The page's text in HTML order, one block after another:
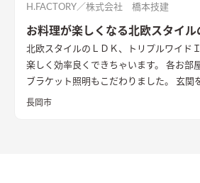
H.FACTORY／株式会社 橋本技建
お料理が楽しくなる北欧スタイル
北欧スタイルのＬＤＫ、トリプルワイド
楽しく効率良くできちゃいます。 各お部
ブラケット照明もこだわりました。 玄関
壁も目をひきます
長岡市